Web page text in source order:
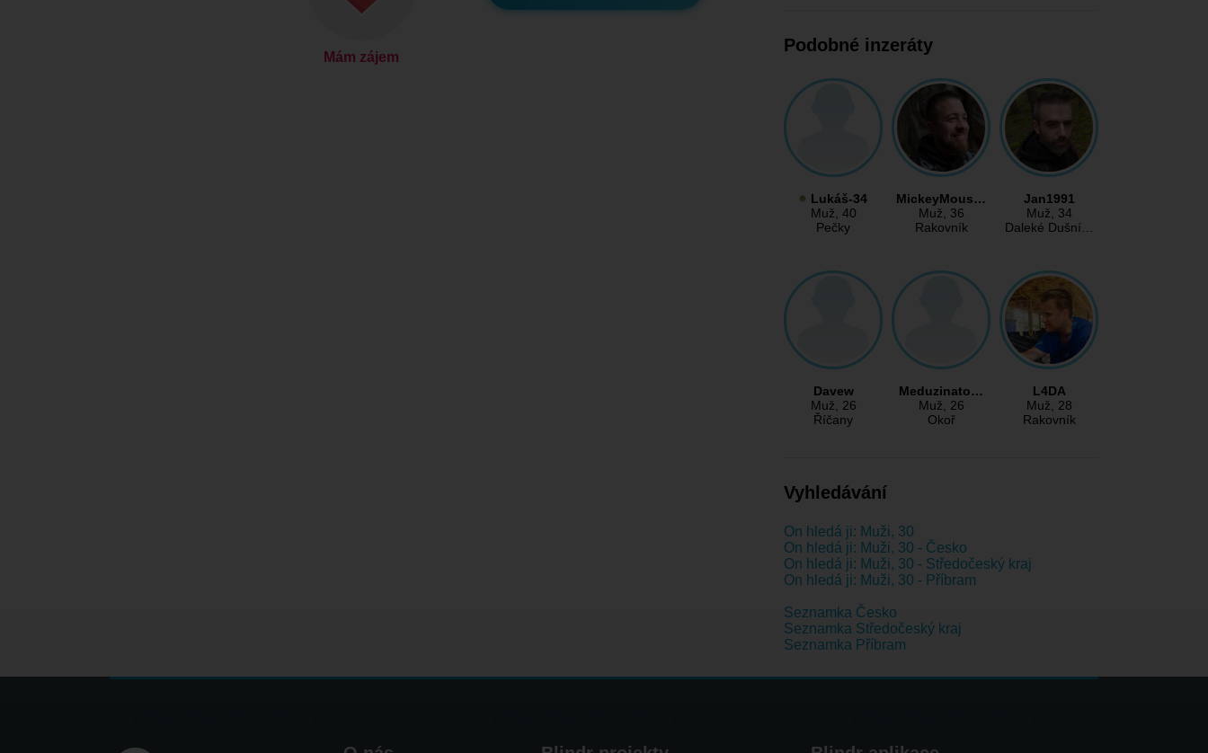
Mám zájem
Podobné inzeráty
Lukáš-34
Muž, 40
Pečky
MickeyMous…
Muž, 36
Rakovník
Jan1991
Muž, 34
Daleké Dušní…
Davew
Muž, 26
Říčany
Meduzinato…
Muž, 26
Okoř
L4DA
Muž, 28
Rakovník
Vyhledávání
On hledá ji: Muži, 30
On hledá ji: Muži, 30 - Česko
On hledá ji: Muži, 30 - Středočeský kraj
On hledá ji: Muži, 30 - Příbram
Seznamka Česko
Seznamka Středočeský kraj
Seznamka Příbram